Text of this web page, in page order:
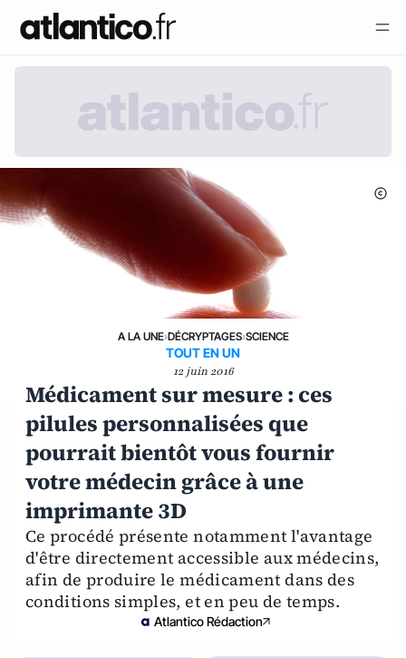
A LA UNE›DÉCRYPTAGES›SCIENCE
TOUT EN UN
12 juin 2016
Médicament sur mesure : ces
pilules personnalisées que
pourrait bientôt vous fournir
votre médecin grâce à une
imprimante 3D
Ce procédé présente notamment l'avantage
d'être directement accessible aux médecins,
afin de produire le médicament dans des
conditions simples, et en peu de temps.
Atlantico Rédaction